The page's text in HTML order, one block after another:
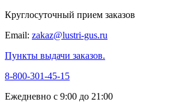
Круглосуточный прием заказов
Email: zakaz@lustri-gus.ru
Пункты выдачи заказов.
8-800-301-45-15
Ежедневно с 9:00 до 21:00